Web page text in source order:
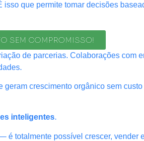
isso que permite tomar decisões
SEM COMPROMISSO!
de parcerias. Colaborações com
crescimento orgânico sem custo
inteligentes.
totalmente possível crescer, vender